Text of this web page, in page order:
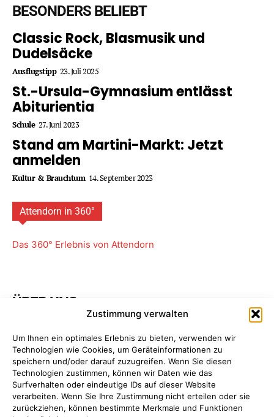
Zustimmung verwalten
Um Ihnen ein optimales Erlebnis zu bieten, verwenden wir
Technologien wie Cookies, um Geräteinformationen zu
speichern und/oder darauf zuzugreifen. Wenn Sie diesen
Technologien zustimmen, können wir Daten wie das
Surfverhalten oder eindeutige IDs auf dieser Website
verarbeiten. Wenn Sie Ihre Zustimmung nicht erteilen oder sie
zurückziehen, können bestimmte Merkmale und Funktionen
BESONDERS BELIEBT
Classic Rock, Blasmusik und
Dudelsäcke
Ausflugstipp 23. Juli 2025
St.-Ursula-Gymnasium entlässt
Abiturientia
Schule 27. Juni 2023
Stand am Martini-Markt: Jetzt
anmelden
Kultur & Brauchtum 14. September 2023
Attendorn in 360°
Das 360° Erlebnis von Attendorn
ÜBER UNS
+ MEDIA- Attendorn, Paderborn. Wir bieten Ihnen
maßgeschneiderte Komplettpakete für Ihre
Unternehmens­kommunikation. So sparen Sie Zeit, Geld
und Nerven, da Sie nur einen einzigen Ansprechpartner
haben: uns!Mehr erfahren ...